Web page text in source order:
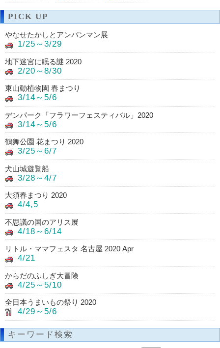
PICK UP
やなせたかしとアンパンマン展
1/25～3/29
地下迷宮に眠る謎 2020
2/20～8/30
東山動植物園 春まつり
3/14～5/6
デンパーク「フラワーフェスティバル」2020
3/14～5/6
鶴舞公園 花まつり 2020
3/25～6/7
犬山城遊覧船
3/28～4/7
大須春まつり 2020
4/4,5
不思議の国のアリス展
4/18～6/14
リトル・ママフェスタ 名古屋 2020 Apr
4/21
からだのふしぎ大冒険
4/25～5/10
全日本うまいもの祭り 2020
4/29～5/6
キーワード検索